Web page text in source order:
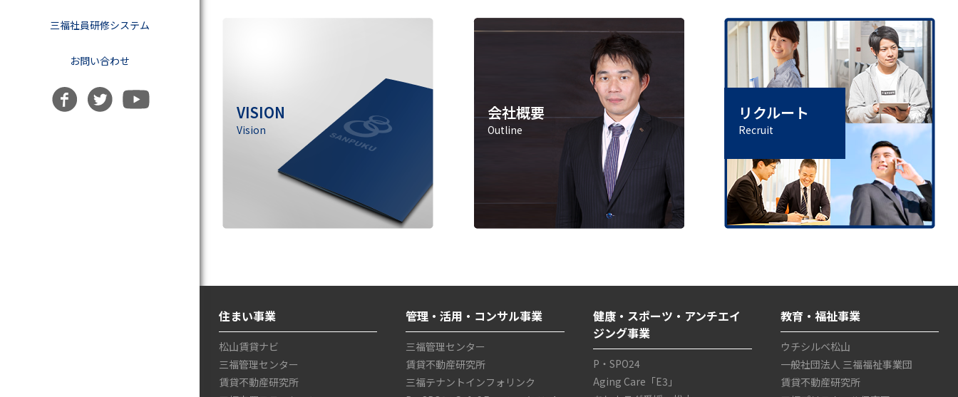
三福社員研修システム
お問い合わせ
VISION
Vision
会社概要
Outline
リクルート
Recruit
住まい事業
松山賃貸ナビ
三福管理センター
賃貸不動産研究所
管理・活用・コンサル事業
三福管理センター
賃貸不動産研究所
三福テナントインフォリンク
健康・スポーツ・アンチエイ
ジング事業
P・SPO24
Aging Care「E3」
教育・福祉事業
ウチシルベ松山
一般社団法人 三福福祉事業団
賃貸不動産研究所